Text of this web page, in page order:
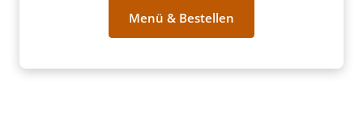
Menü & Bestellen